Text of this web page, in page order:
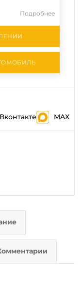
Подробнее
Вконтакте MAX